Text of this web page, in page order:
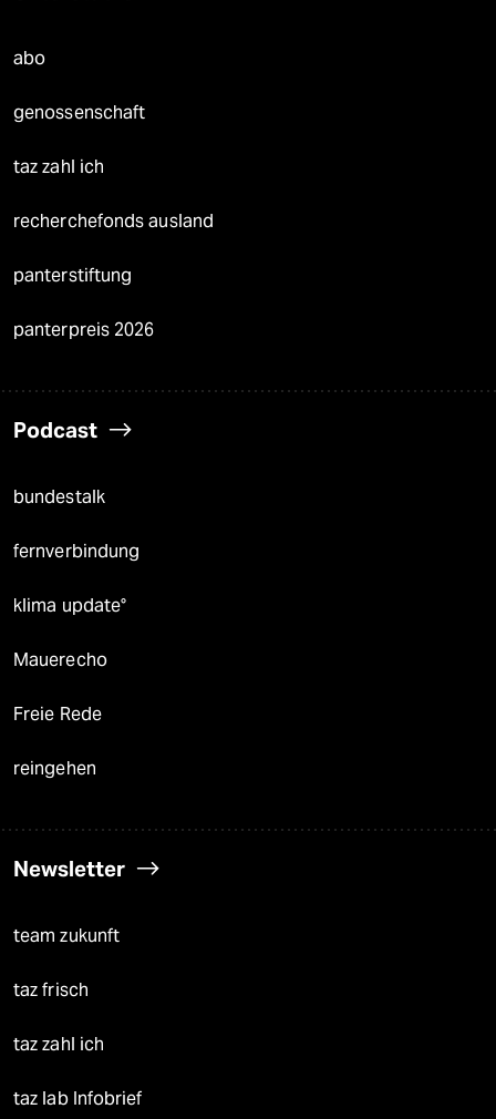
abo
genossenschaft
taz zahl ich
recherchefonds ausland
panterstiftung
panterpreis 2026
Podcast
bundestalk
fernverbindung
klima update°
Mauerecho
Freie Rede
reingehen
Newsletter
team zukunft
taz frisch
taz zahl ich
taz lab Infobrief